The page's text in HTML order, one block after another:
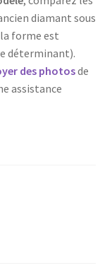
diamant sous
forme est
déterminant).
des photosde
assistance